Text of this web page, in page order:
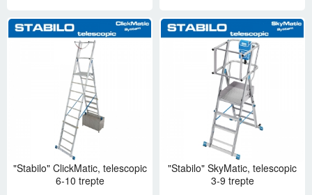
"Stabilo" ClickMatic, telescopic
6-10 trepte
"Stabilo" SkyMatic, telescopic
3-9 trepte